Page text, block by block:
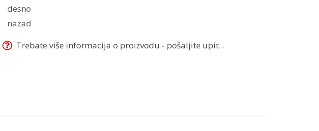
desno
nazad
Trebate više informacija o proizvodu - pošaljite upit...